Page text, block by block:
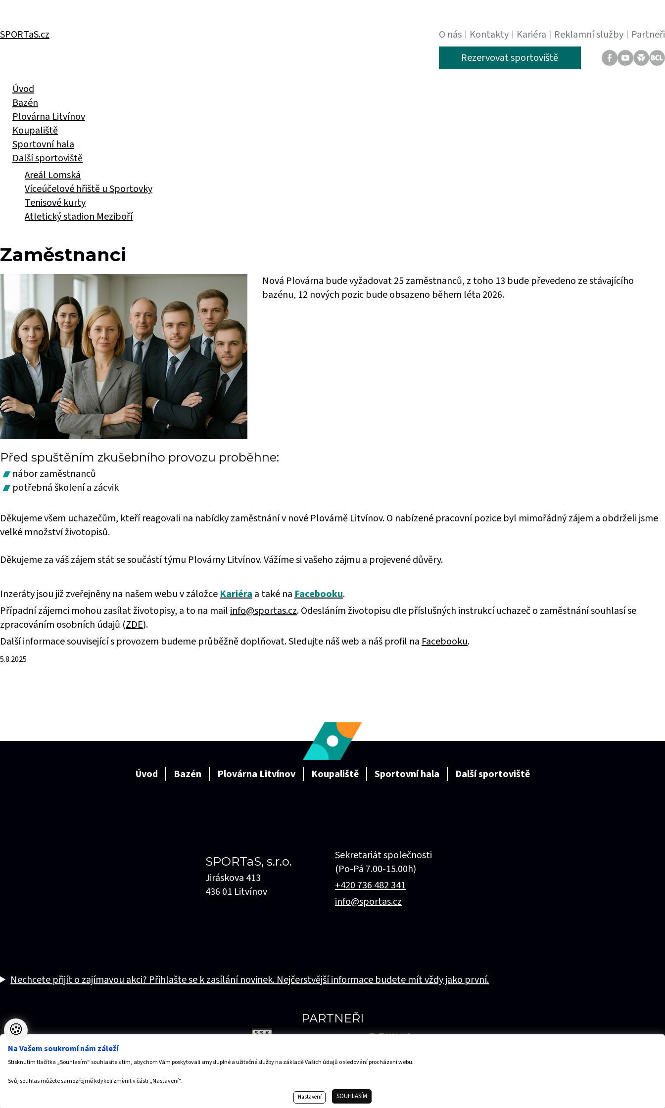
O nás Kontakty Kariéra Reklamní služby
Partneři
Rezervovat sportoviště
SPORTaS.cz
Úvod
Bazén
Plovárna Litvínov
Koupaliště
Sportovní hala
Další sportoviště
Areál Lomská
Víceúčelové hřiště u Sportovky
Tenisové kurty
Atletický stadion Meziboří
Zaměstnanci
Nová Plovárna bude vyžadovat 25 zaměstnanců, z toho 13 bude převedeno ze stávajícího
bazénu, 12 nových pozic bude obsazeno během léta 2026.
Před spuštěním zkušebního provozu proběhne:
nábor zaměstnanců
potřebná školení a zácvik
Děkujeme všem uchazečům, kteří reagovali na nabídky zaměstnání v nové Plovárně Litvínov. O nabízené pracovní pozice byl mimořádný zájem a obdrželi jsme
velké množství životopisů.
Děkujeme za váš zájem stát se součástí týmu Plovárny Litvínov. Vážíme si vašeho zájmu a projevené důvěry.
Inzeráty jsou již zveřejněny na našem webu v záložceKariéraa také naFacebooku.
Případní zájemci mohou zasílat životopisy, a to na mailinfo@sportas.cz. Odesláním životopisu dle příslušných instrukcí uchazeč o zaměstnání souhlasí se
zpracováním osobních údajů (ZDE).
Další informace související s provozem budeme průběžně doplňovat. Sledujte náš web a náš profil naFacebooku.
5.8.2025
Úvod Bazén Plovárna Litvínov Koupaliště Sportovní hala Další sportoviště
PARTNEŘI
SPORTaS, s.r.o.
Jiráskova 413
436 01 Litvínov
Sekretariát společnosti
(Po-Pá 7.00-15.00h)
+420 736 482 341
info@sportas.cz
Nechcete přijít o zajímavou akci? Přihlašte se k zasílání novinek. Nejčerstvější informace budete mít vždy jako první.
🍪
Na Vašem soukromí nám záleží
Stisknutím tlačítka „Souhlasím“ souhlasíte s tím, abychom Vám poskytovali smysluplné a užitečné služby na základě Vašich údajů o sledování procházení webu.
Svůj souhlas můžete samozřejmě kdykoli změnit v části „Nastavení“.
Nastavení
SOUHLASÍM